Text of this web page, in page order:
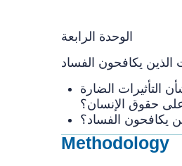
حقوق الإنسان؟
يكافحون الفساد؟
Methodology